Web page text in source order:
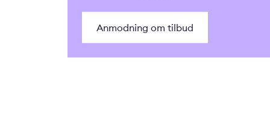
Anmodning om tilbud